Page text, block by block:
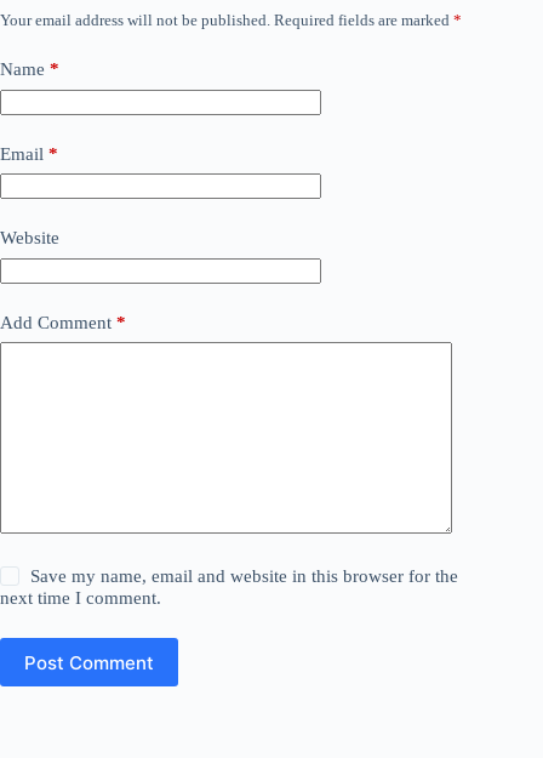
Your email address will not be published. Required fields are marked *
Name *
Email *
Website
Add Comment *
Save my name, email and website in this browser for the
next time I comment.
Post Comment